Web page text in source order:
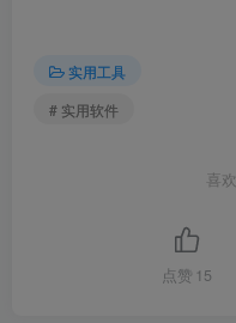
实用工具
# 实用软件
喜
点赞 15